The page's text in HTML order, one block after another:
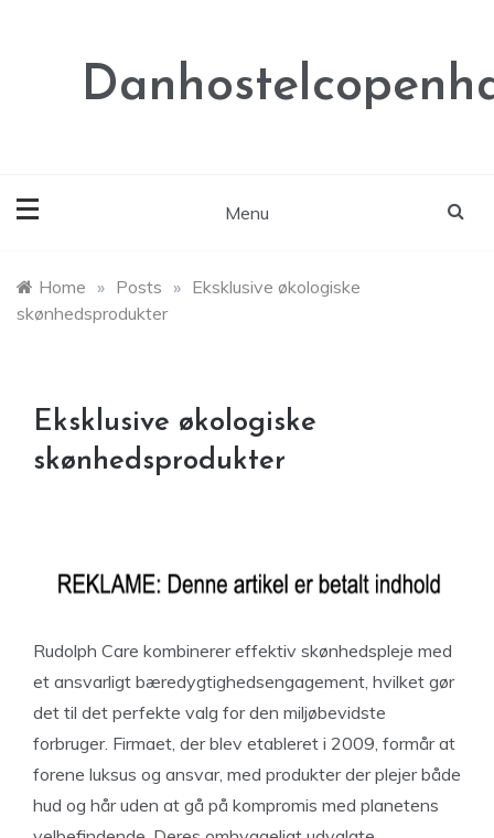
Menu
Home » Posts » Eksklusive økologiske
skønhedsprodukter
Eksklusive økologiske
skønhedsprodukter
Rudolph Care kombinerer effektiv skønhedspleje med
et ansvarligt bæredygtighedsengagement, hvilket gør
det til det perfekte valg for den miljøbevidste
forbruger. Firmaet, der blev etableret i 2009, formår at
forene luksus og ansvar, med produkter der plejer både
hud og hår uden at gå på kompromis med planetens